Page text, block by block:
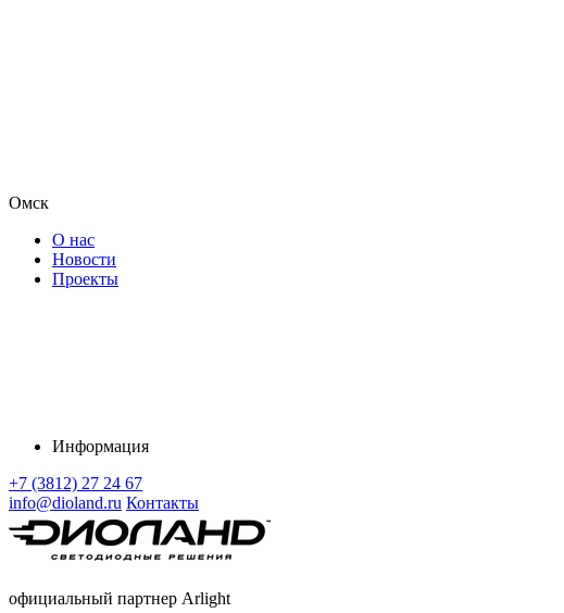
Омск
О нас
Новости
Проекты
Информация
+7 (3812) 27 24 67
info@dioland.ru Контакты
официальный партнер Arlight